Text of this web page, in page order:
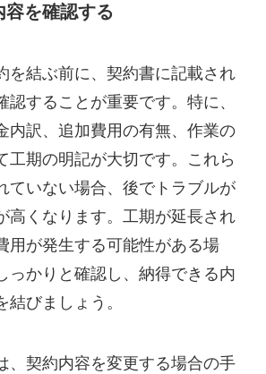
を確認する
を結ぶ前に、契約書に記載され
認することが重要です。特に、
内訳、追加費用の有無、作業の
工期の明記が大切です。これら
ていない場合、後でトラブルが
高くなります。工期が延長され
用が発生する可能性がある場
っかりと確認し、納得できる内
びましょう。
、契約内容を変更する場合の手